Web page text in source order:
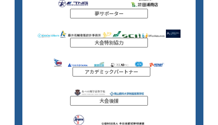
夢サポーター
大会特別協力
アカデミックパートナー
大会後援